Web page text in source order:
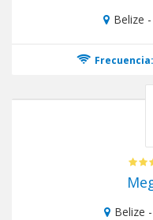
Belize
Belize